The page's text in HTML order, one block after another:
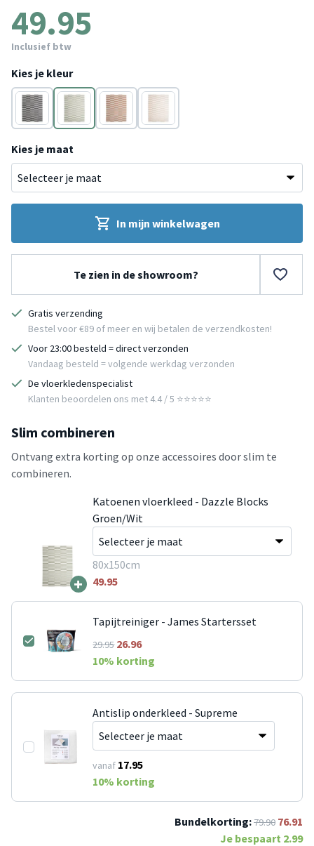
49.95
Inclusief btw
Kies je kleur
Zwart/WitGroen Bruin
Beige
Kies je maat
In mijn winkelwagen
Te zien in de showroom?
Gratis verzending
Bestel voor €89 of meer en wij betalen de verzendkosten!
Voor 23:00 besteld = direct verzonden
Vandaag besteld = volgende werkdag verzonden
De vloerkledenspecialist
Klanten beoordelen ons met 4.4 / 5 ⭐⭐⭐⭐⭐
Slim combineren
Ontvang extra korting op onze accessoires door slim te
combineren.
+
Katoenen vloerkleed - Dazzle Blocks
Groen/Wit
80x150cm
49.95
Tapijtreiniger - James Startersset
29.9526.96
10% korting
Antislip onderkleed - Supreme
vanaf 17.95
10% korting
Bundelkorting:79.90 76.91
Je bespaart 2.99